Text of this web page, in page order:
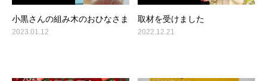
小黒さんの組み木のおひなさま
2023.01.12
取材を受けました
2022.12.21